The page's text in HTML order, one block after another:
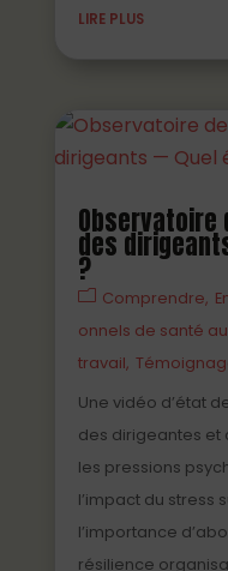
LIRE PLUS
Observatoire
des
?
Comprendre
onnels de santé au
travail
Une vidéo d’état
des dirigeantes et
les pressions
l’impact du stress
l’importance
résilience